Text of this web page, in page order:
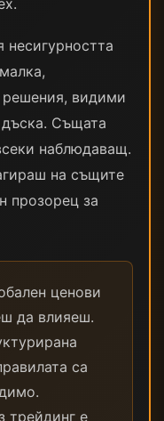
видими
Същата
наблюдаващ.
на същите
прозорец за
ценови
да влияеш.
са
трейдинг е